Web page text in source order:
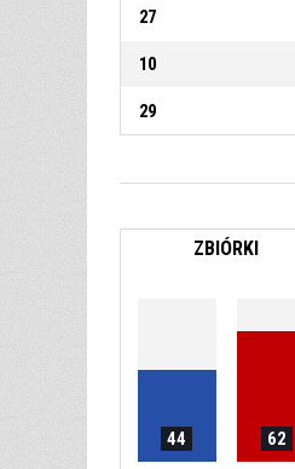
27
10
29
ZBIÓRKI
44 62